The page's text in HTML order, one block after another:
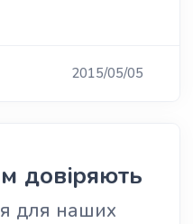
2015/05/05
довіряють
для наших